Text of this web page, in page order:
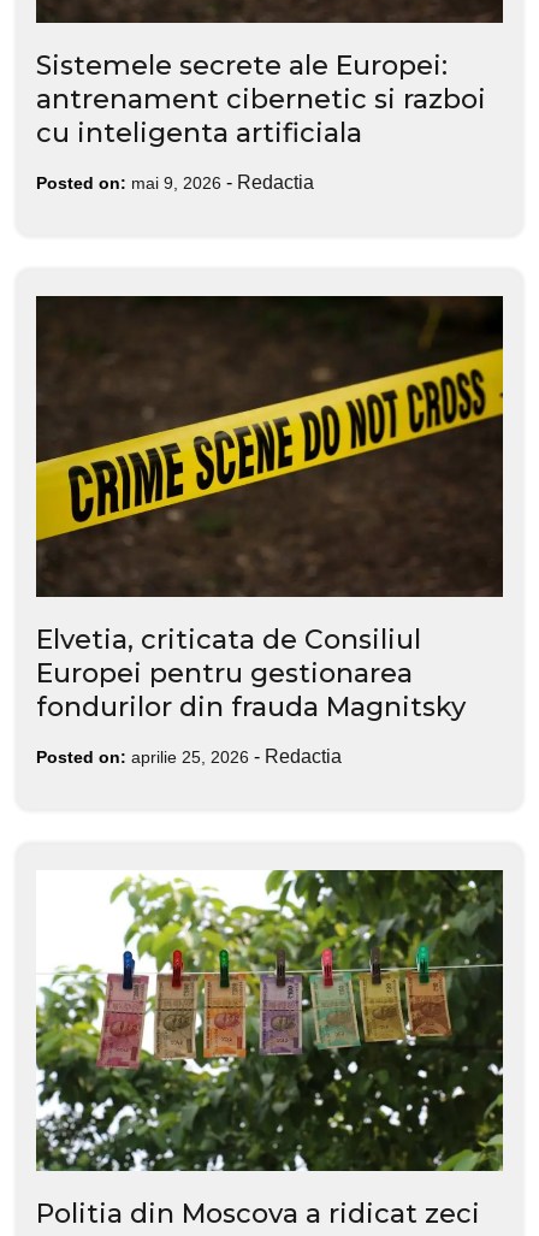
Sistemele secrete ale Europei:
antrenament cibernetic si razboi
cu inteligenta artificiala
Posted on: mai 9, 2026 - Redactia
Elvetia, criticata de Consiliul
Europei pentru gestionarea
fondurilor din frauda Magnitsky
Posted on: aprilie 25, 2026 - Redactia
Politia din Moscova a ridicat zeci